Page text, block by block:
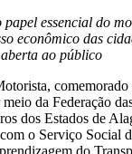
papel essencial do
econômico das
ao público
da Federação
dos Estados de
o Serviço Social
do